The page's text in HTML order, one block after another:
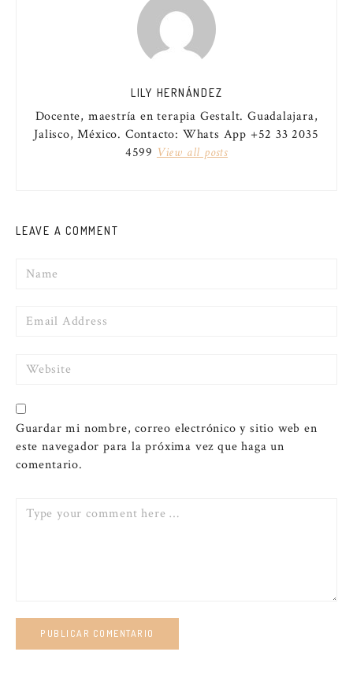
LILY HERNÁNDEZ
Docente, maestría en terapia Gestalt. Guadalajara,
Jalisco, México. Contacto: Whats App +52 33 2035
4599 View all posts
LEAVE A COMMENT
Name
Email
Website
Guardar mi nombre, correo electrónico y sitio web en
este navegador para la próxima vez que haga un
comentario.
Comment